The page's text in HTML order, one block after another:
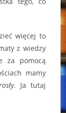
więcej to
z wiedzy
za pomocą
mamy
. Ja tutaj